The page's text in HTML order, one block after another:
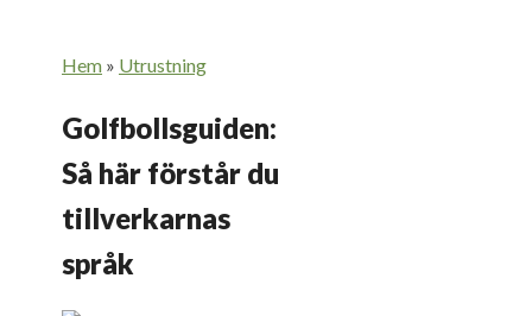
Hem » Utrustning
Golfbollsguiden:
Så här förstår du
tillverkarnas
språk